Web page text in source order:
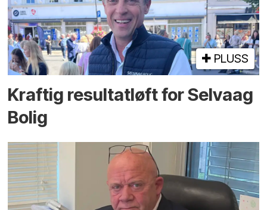
PLUSS
Kraftig resultatløft for Selvaag
Bolig